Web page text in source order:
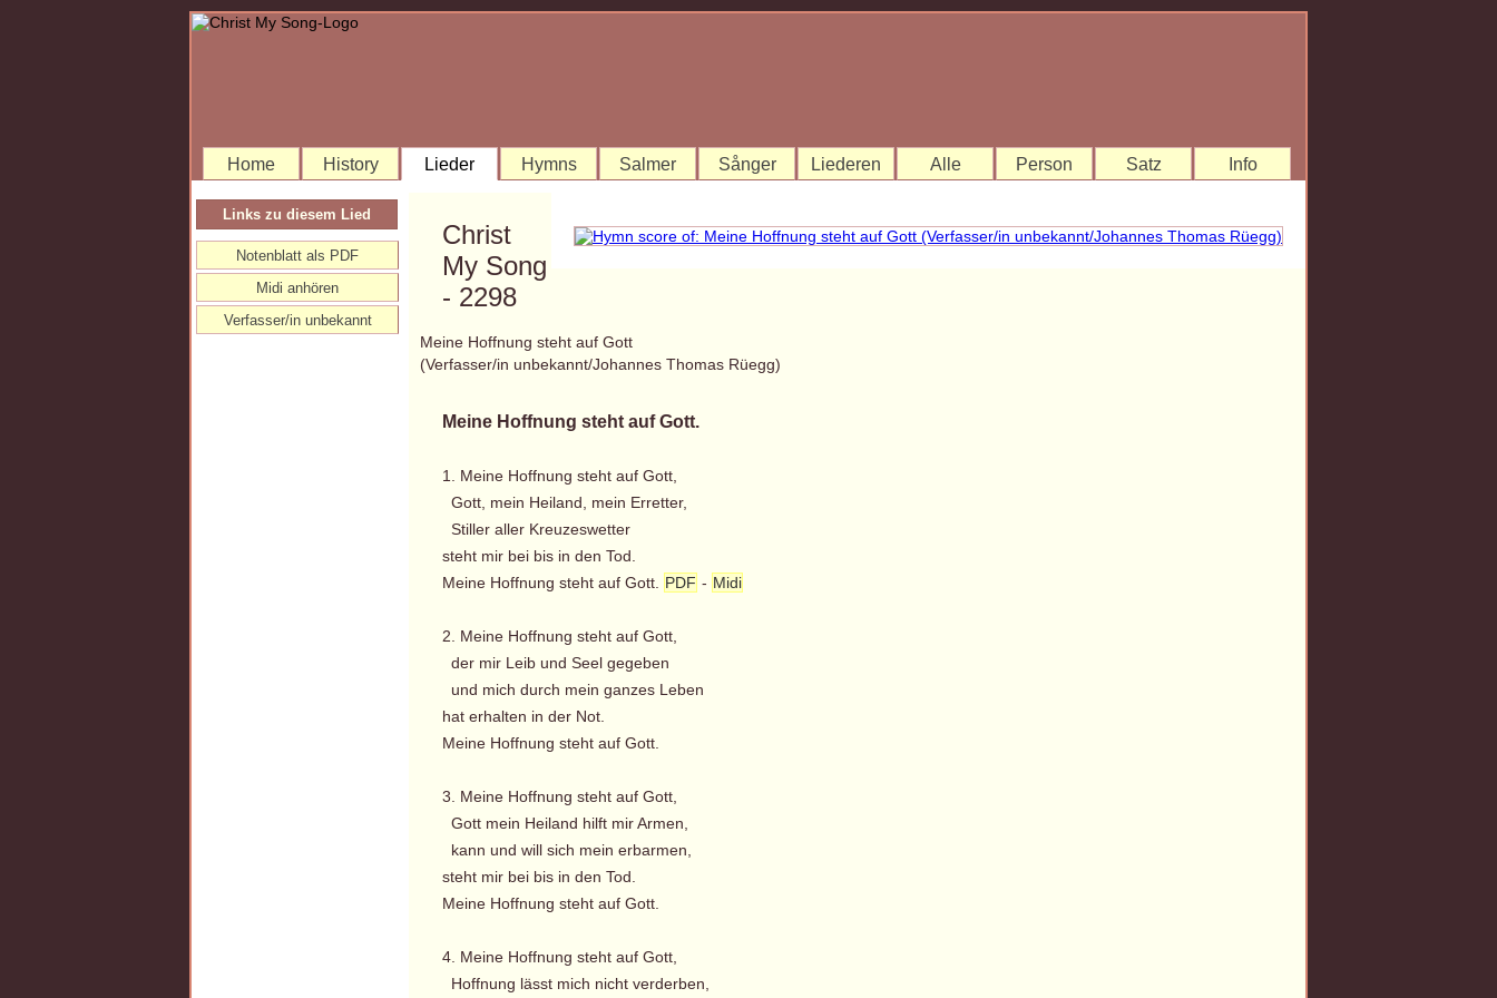
Home History Lieder Hymns Salmer Sånger Liederen Alle Person Satz Info
Christ
My Song
- 2298
Meine Hoffnung steht auf Gott
(Verfasser/in unbekannt/Johannes Thomas Rüegg)
Meine Hoffnung steht auf Gott.
1. Meine Hoffnung steht auf Gott,
Gott, mein Heiland, mein Erretter,
Stiller aller Kreuzeswetter
steht mir bei bis in den Tod.
Meine Hoffnung steht auf Gott.
PDF - Midi
2. Meine Hoffnung steht auf Gott,
der mir Leib und Seel gegeben
und mich durch mein ganzes Leben
hat erhalten in der Not.
Meine Hoffnung steht auf Gott.
3. Meine Hoffnung steht auf Gott,
Gott mein Heiland hilft mir Armen,
kann und will sich mein erbarmen,
steht mir bei bis in den Tod.
Meine Hoffnung steht auf Gott.
4. Meine Hoffnung steht auf Gott,
Hoffnung lässt mich nicht verderben,
Links zu diesem Lied
Notenblatt als PDF
Midi anhören
Verfasser/in unbekannt